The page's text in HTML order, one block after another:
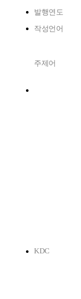
발행연도
작성언어
주제어
KDC